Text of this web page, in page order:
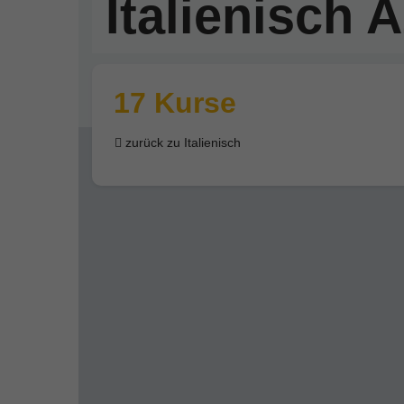
Italienisch
17 Kurse
zurück zu Italienisch